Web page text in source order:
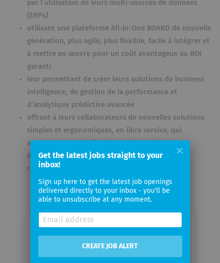
par l’utilisation de leurs multi-sources de données
(ERPs)
utilisant une plateforme All-In-One BOARD de nouvelle
génération, plus agile, plus flexible, facile à intégrer et
à mettre en œuvre pour un coût avantageux au ROI
garanti
leur permettant de créer leurs solutions de business
intelligence, de gestion de la performance et
d’analytique prédictive avancée
offrant à leurs collaborateurs de nouvelles solutions
simples et ergonomiques, en libre service, qui
augmentent considérablement leur niveau
d’autonomie et leur efficacité par une approche
collaborative.
Email me jobs from CPM Agency
Get the latest jobs straight to your
inbox!
Sign up here to get the latest job openings
delivered directly to your inbox - you'll be
able to unsubscribe at any moment.
CREATE JOB ALERT